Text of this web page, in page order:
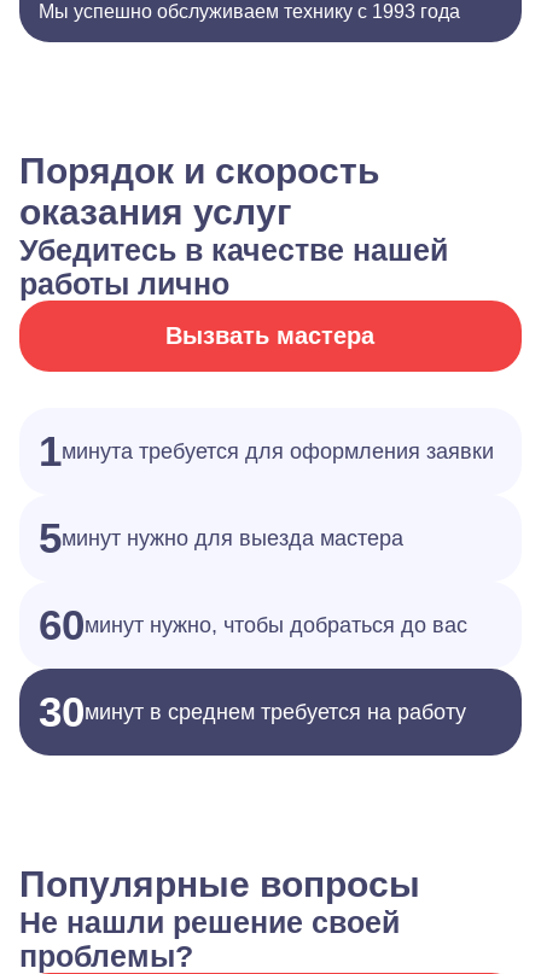
Мы успешно обслуживаем технику с 1993 года
Порядок и скорость
оказания услуг
Убедитесь в качестве нашей
работы лично
Вызвать мастера
1минута требуется для оформления заявки
5минут нужно для выезда мастера
60минут нужно, чтобы добраться до вас
30минут в среднем требуется на работу
Популярные вопросы
Не нашли решение своей
проблемы?